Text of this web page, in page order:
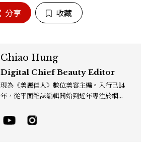
分享 收藏
Chiao Hung
Digital Chief Beauty Editor
現為《美麗佳人》數位美容主編。入行已14
年，從平面雜誌編輯開始到近年專注於網路
耕彩妝、保養、香氛、頭髮...等與美有關的
面向。擅長以細膩敏銳的觀察力，深入報導